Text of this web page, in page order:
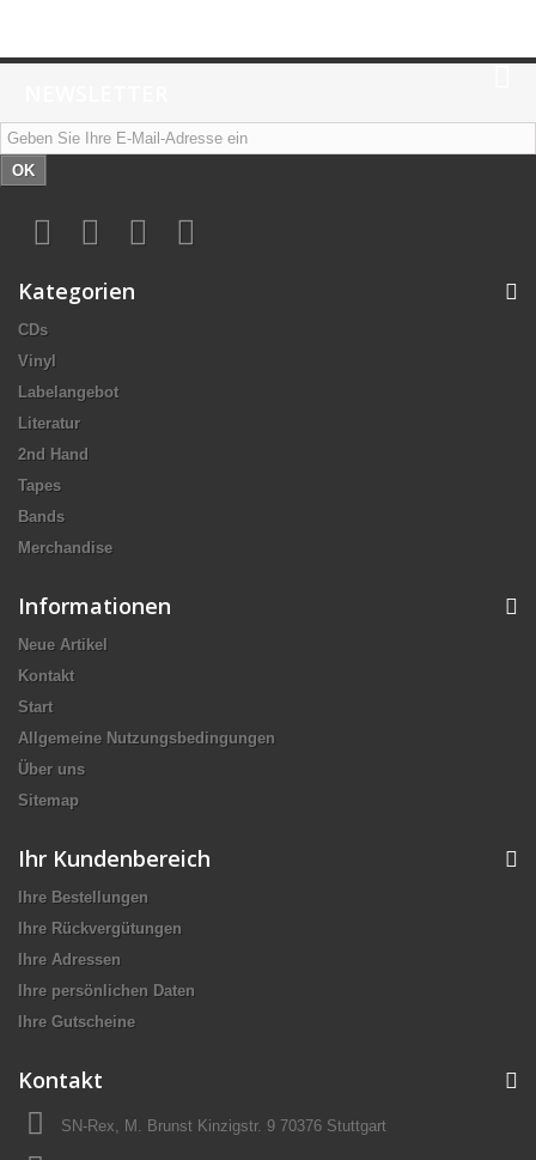
OK
Kategorien
CDs
Vinyl
Labelangebot
Literatur
2nd Hand
Tapes
Bands
Merchandise
Informationen
Neue Artikel
Kontakt
Start
Allgemeine Nutzungsbedingungen
Über uns
Sitemap
Ihr Kundenbereich
Ihre Bestellungen
Ihre Rückvergütungen
Ihre Adressen
Ihre persönlichen Daten
Ihre Gutscheine
Kontakt
SN-Rex, M. Brunst Kinzigstr. 9 70376 Stuttgart